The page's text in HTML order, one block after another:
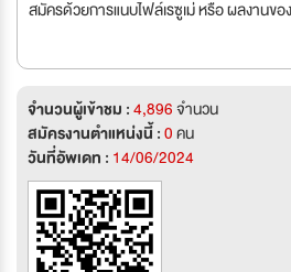
สมัครด้วยการแนบไฟล์เรซูเม่ หรือ ผลงานขอ
จำนวนผู้เข้าชม :4,896จำนวน
สมัครงานตำแหน่งนี้ :0คน
วันที่อัพเดท : 14/06/2024